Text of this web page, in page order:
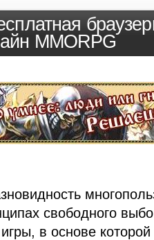
MMORPG
свободного
, в основе